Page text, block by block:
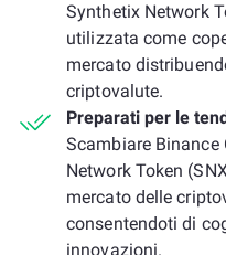
Synthetix Network
utilizzata come
mercato
criptovalute.
Preparati per le
Scambiare Binance
Network Token
mercato delle
consentendoti di
innovazioni.